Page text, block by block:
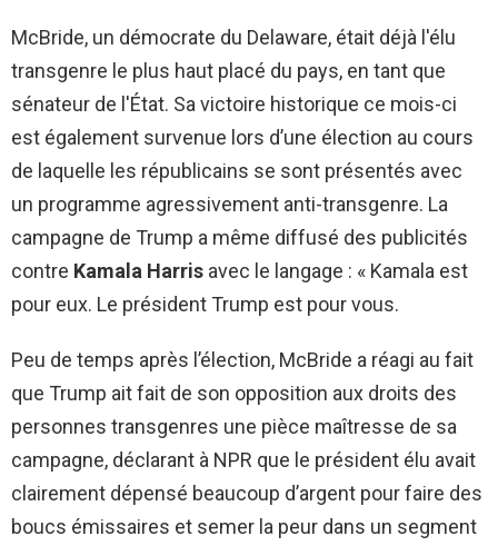
McBride, un démocrate du Delaware, était déjà l'élu
transgenre le plus haut placé du pays, en tant que
sénateur de l'État. Sa victoire historique ce mois-ci
est également survenue lors d’une élection au cours
de laquelle les républicains se sont présentés avec
un programme agressivement anti-transgenre. La
campagne de Trump a même diffusé des publicités
contre Kamala Harris avec le langage : « Kamala est
pour eux. Le président Trump est pour vous.
Peu de temps après l’élection, McBride a réagi au fait
que Trump ait fait de son opposition aux droits des
personnes transgenres une pièce maîtresse de sa
campagne, déclarant à NPR que le président élu avait
clairement dépensé beaucoup d’argent pour faire des
boucs émissaires et semer la peur dans un segment